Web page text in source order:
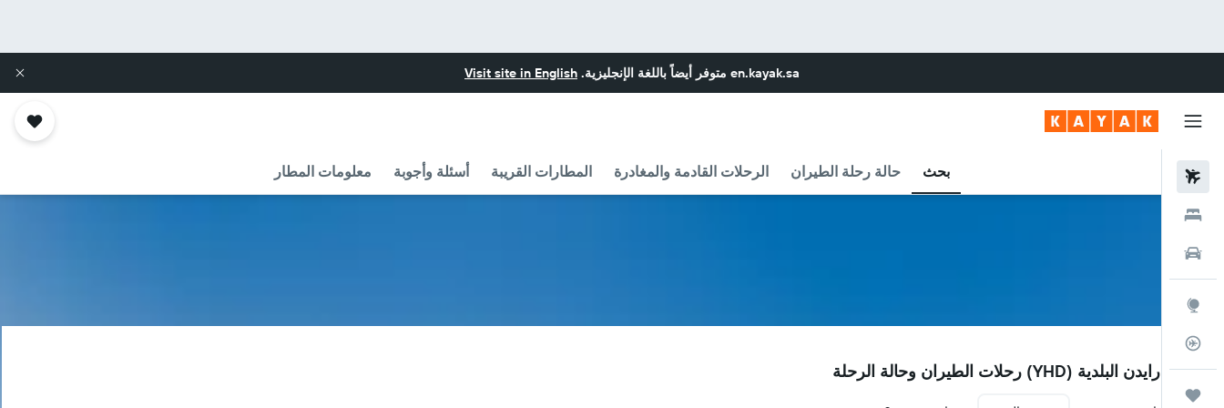
en.kayak.sa متوفر أيضاً باللغة الإنجليزية. Visit site in English
بحث حالة رحلة الطيران الرحلات القادمة والمغادرة المطارات القريبة أسئلة وأجوبة معلومات المطار
YHD
مطار درايدن البلدية (YHD) رحلات الطيران وحالة الرحلة